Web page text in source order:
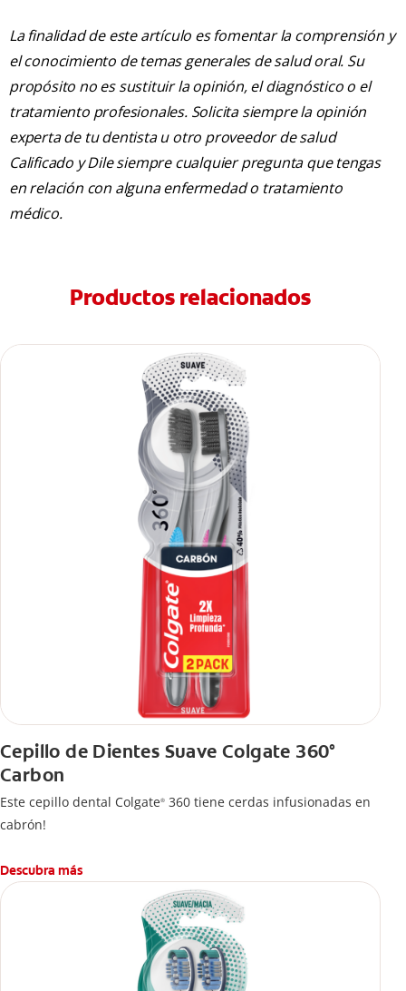
La finalidad de este artículo es fomentar la comprensión y
el conocimiento de temas generales de salud oral. Su
propósito no es sustituir la opinión, el diagnóstico o el
tratamiento profesionales. Solicita siempre la opinión
experta de tu dentista u otro proveedor de salud
Calificado y Dile siempre cualquier pregunta que tengas
en relación con alguna enfermedad o tratamiento
médico.
Productos relacionados
Cepillo de Dientes Suave Colgate 360°
Carbon
Este cepillo dental Colgate® 360 tiene cerdas infusionadas en
cabrón!
Descubra más